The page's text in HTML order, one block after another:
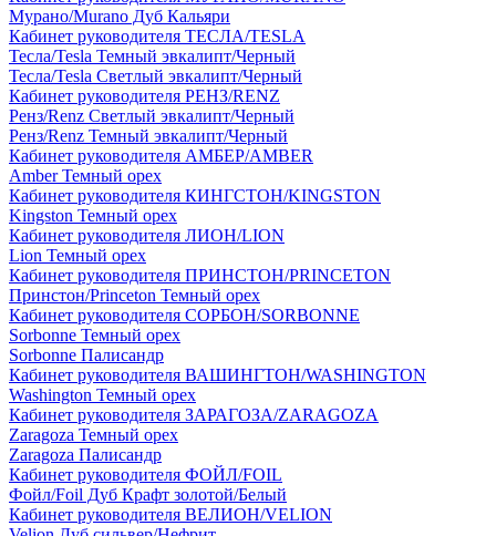
Мурано/Murano Дуб Кальяри
Кабинет руководителя ТЕСЛА/TESLA
Тесла/Tesla Темный эвкалипт/Черный
Тесла/Tesla Светлый эвкалипт/Черный
Кабинет руководителя РЕНЗ/RENZ
Ренз/Renz Светлый эвкалипт/Черный
Ренз/Renz Темный эвкалипт/Черный
Кабинет руководителя АМБЕР/AMBER
Amber Темный орех
Кабинет руководителя КИНГСТОН/KINGSTON
Kingston Темный орех
Кабинет руководителя ЛИОН/LION
Lion Темный орех
Кабинет руководителя ПРИНСТОН/PRINCETON
Принстон/Princeton Темный орех
Кабинет руководителя СОРБОН/SORBONNE
Sorbonne Темный орех
Sorbonne Палисандр
Кабинет руководителя ВАШИНГТОН/WASHINGTON
Washington Темный орех
Кабинет руководителя ЗАРАГОЗА/ZARAGOZA
Zaragoza Темный орех
Zaragoza Палисандр
Кабинет руководителя ФОЙЛ/FOIL
Фойл/Foil Дуб Крафт золотой/Белый
Кабинет руководителя ВЕЛИОН/VELION